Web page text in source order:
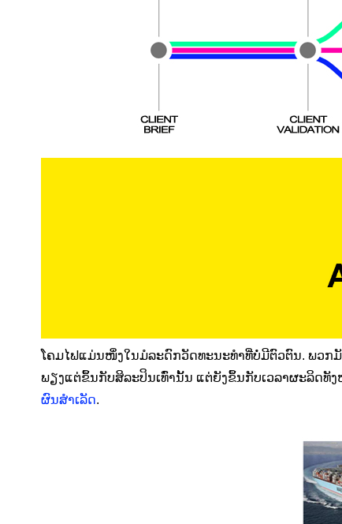
ໂຄມໄຟແມ່ນໜຶ່ງໃນມໍລະດົກວັດທະນະທຳທີ່ບໍ່ມີຕົວຕົນ. ພວກ
ພຽງແຕ່ຂຶ້ນກັບສິລະປິນເທົ່ານັ້ນ ແຕ່ຍັງຂຶ້ນກັບເວລາຜະລິດທັ
ຜົນສຳເລັດ.